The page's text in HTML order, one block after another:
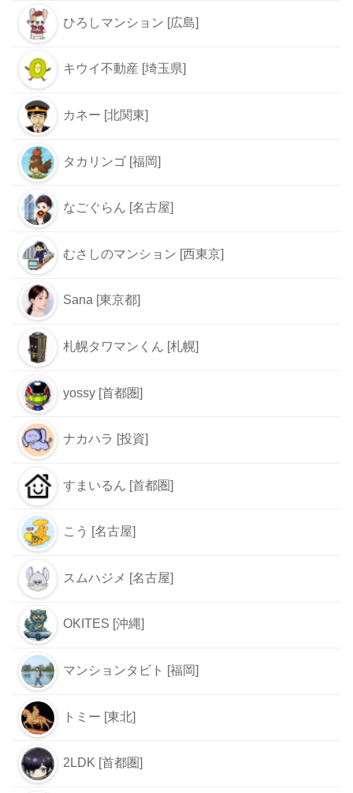
ひろしマンション [広島]
キウイ不動産 [埼玉県]
カネー [北関東]
タカリンゴ [福岡]
なごぐらん [名古屋]
むさしのマンション [西東京]
Sana [東京都]
札幌タワマンくん [札幌]
yossy [首都圏]
ナカハラ [投資]
すまいるん [首都圏]
こう [名古屋]
スムハジメ [名古屋]
OKITES [沖縄]
マンションタビト [福岡]
トミー [東北]
2LDK [首都圏]